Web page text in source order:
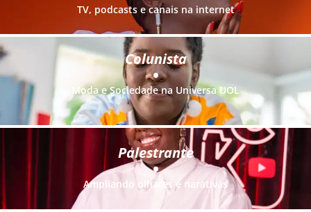
TV, podcasts e canais na internet
Colunista
•
Moda e Sociedade na Universa UOL
Palestrante
•
Ampliando olhares e narativas